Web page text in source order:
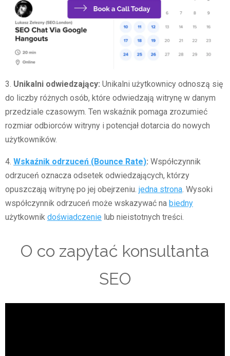
3. Unikalni odwiedzający: Unikalni użytkownicy odnoszą się
do liczby różnych osób, które odwiedzają witrynę w danym
przedziale czasowym. Ten wskaźnik pomaga zrozumieć
rozmiar odbiorców witryny i potencjał dotarcia do nowych
użytkowników.
4. Wskaźnik odrzuceń (Bounce Rate): Współczynnik
odrzuceń oznacza odsetek odwiedzających, którzy
opuszczają witrynę po jej obejrzeniu. jedna strona. Wysoki
współczynnik odrzuceń może wskazywać na biedny
użytkownik doświadczenie lub nieistotnych treści.
O co zapytać konsultanta
SEO